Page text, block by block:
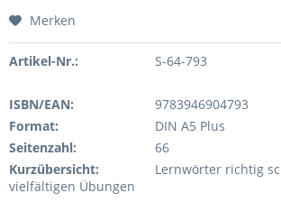
Merken
Artikel-Nr.: S-64-793
ISBN/EAN:
9783946904793
Format:
DIN A5 Plus
Seitenzahl:
66
Kurzübersicht:
Lernwörter richtig
vielfältigen Übungen